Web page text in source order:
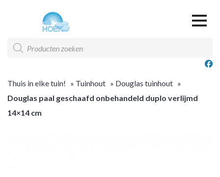
Producten
zoeken
Offerte & Contact
Offerte overzicht
Thuis in elke tuin! » Tuinhout » Douglas tuinhout »
Douglas paal geschaafd onbehandeld duplo verlijmd
14×14 cm